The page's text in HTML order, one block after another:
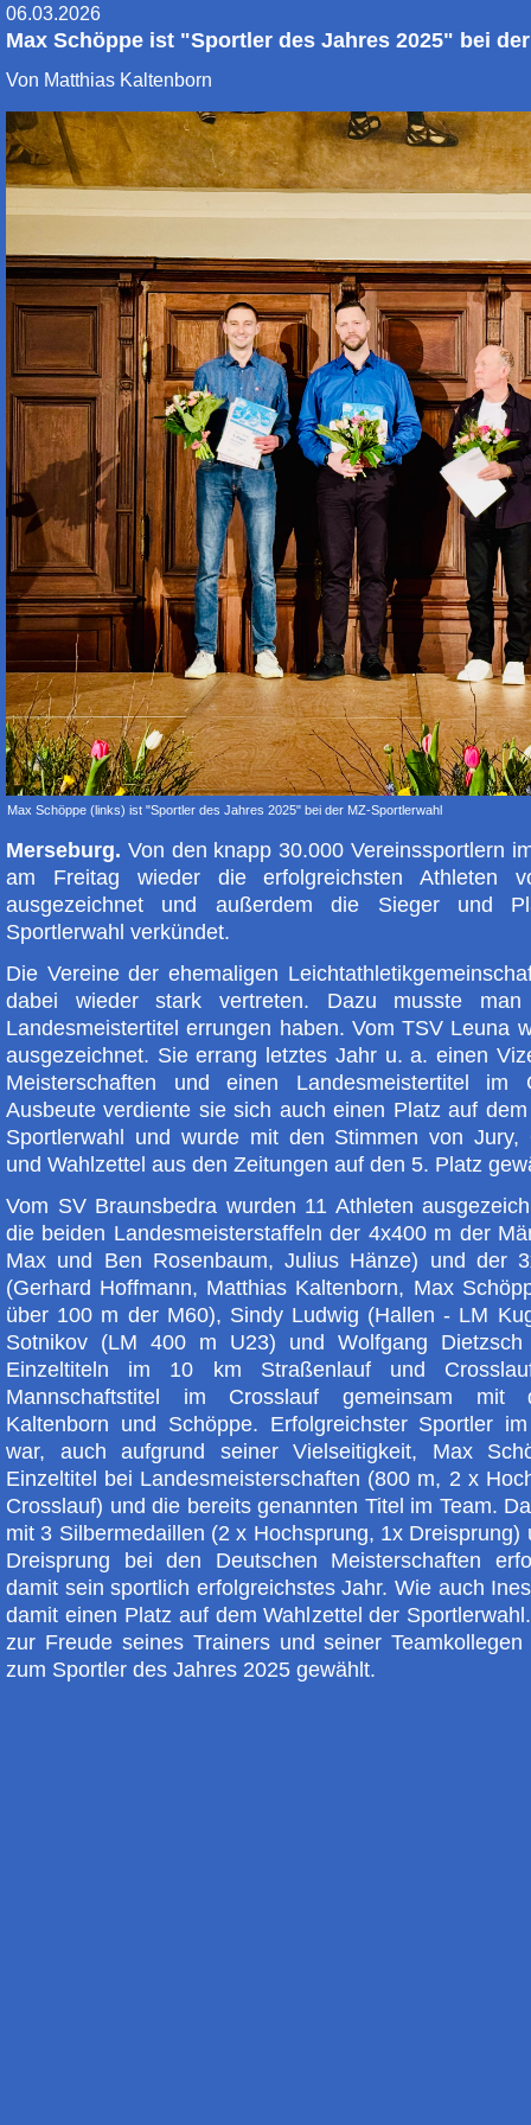
06.03.2026
Max Schöppe ist "Sportler des Jahres 2025" bei
Von Matthias Kaltenborn
Max Schöppe (links) ist "Sportler des Jahres 2025" bei der MZ-Sportlerwahl
Merseburg. Von den knapp 30.000 Vereinssportlern
am Freitag wieder die erfolgreichsten Athleten
ausgezeichnet und außerdem die Sieger und
Sportlerwahl verkündet.
Die Vereine der ehemaligen
dabei wieder stark vertreten. Dazu musste man
Landesmeistertitel errungen haben. Vom TSV Leuna
ausgezeichnet. Sie errang letztes Jahr u. a. einen
Meisterschaften und einen Landesmeistertitel im
Ausbeute verdiente sie sich auch einen Platz auf
Sportlerwahl und wurde mit den Stimmen von Jury,
und Wahlzettel aus den Zeitungen auf den 5. Platz
Vom SV Braunsbedra wurden 11 Athleten
die beiden Landesmeisterstaffeln der 4x400 m der
Max und Ben Rosenbaum, Julius Hänze) und der
(Gerhard Hoffmann, Matthias Kaltenborn, Max
über 100 m der M60), Sindy Ludwig (Hallen - LM
Sotnikov (LM 400 m U23) und Wolfgang
Einzeltiteln im 10 km Straßenlauf und
Mannschaftstitel im Crosslauf gemeinsam mit
Kaltenborn und Schöppe. Erfolgreichster Sportler
war, auch aufgrund seiner Vielseitigkeit, Max
Einzeltitel bei Landesmeisterschaften (800 m, 2 x
Crosslauf) und die bereits genannten Titel im Team.
mit 3 Silbermedaillen (2 x Hochsprung, 1x Dreisprung)
Dreisprung bei den Deutschen Meisterschaften
damit sein sportlich erfolgreichstes Jahr. Wie auch
damit einen Platz auf dem Wahlzettel der
zur Freude seines Trainers und seiner
zum Sportler des Jahres 2025 gewählt.